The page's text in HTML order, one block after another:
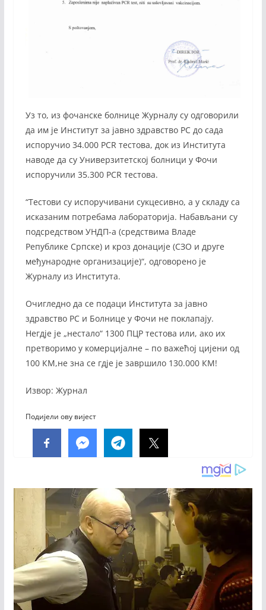
Уз то, из фочанске болнице Журналу су одговорили
да им је Институт за јавно здравство РС до сада
испоручио 34.000 PCR тестова, док из Института
наводе да су Универзитетској болници у Фочи
испоручили 35.300 PCR тестова.
“Тестови су испоручивани сукцесивно, а у складу са
исказаним потребама лабораторија. Набављани су
подсредством УНДП-а (средствима Владе
Републике Српске) и кроз донације (СЗО и друге
међународне организације)“, одговорено је
Журналу из Института.
Очигледно да се подаци Института за јавно
здравство РС и Болнице у Фочи не поклапају.
Негдје је „нестало“ 1300 ПЦР тестова или, ако их
претворимо у комерцијалне – по важећој цијени од
100 КМ,не зна се гдје је завршило 130.000 КМ!
Извор: Журнал
Подијели ову вијест